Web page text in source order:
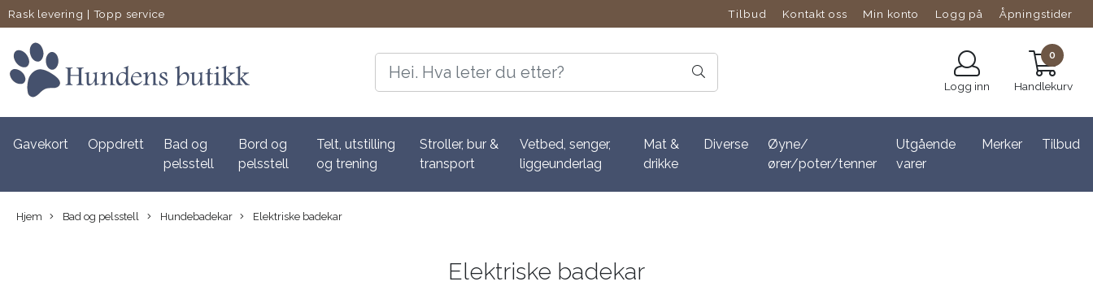
Rask levering | Topp service Tilbud Kontakt oss Min konto Logg på Åpningstider
Logg inn
0
Handlekurv
Gavekort Oppdrett
Bad og
pelsstell
Bord og
pelsstell
Telt, utstilling
og trening
Stroller, bur &
transport
Vetbed, senger,
liggeunderlag
Mat &
drikke
Diverse
Øyne/
ører/poter/tenner
Utgående
varer
Merker Tilbud
Hjem Bad og pelsstell Hundebadekar Elektriske badekar
Elektriske badekar